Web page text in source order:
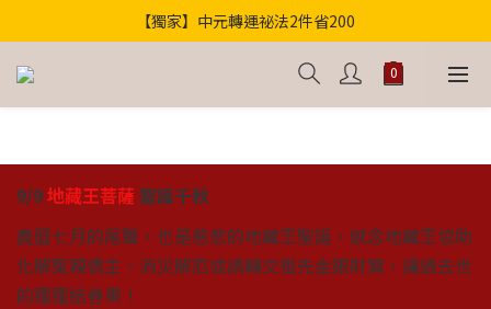
歡迎光臨！全店滿1000免運
【獨家】中元轉運祕法2件省200
歡迎光臨！全店滿1000免運
9/9地藏王菩薩 聖誕千秋
農曆七月的尾聲，也是慈悲的地藏王聖誕，感念地藏王協助
化解冤親債主、消災解厄或請轉交祖先金銀財寶，讓過去世
的種種結善果！